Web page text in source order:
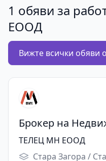
1 обяви за
ЕООД
Вижте всички
Брокер на
ТЕЛЕЦ МН ЕООД
Стара Загора /